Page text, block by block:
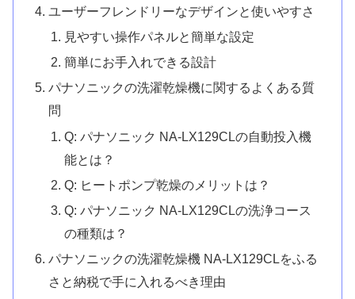
ユーザーフレンドリーなデザインと使いやすさ
見やすい操作パネルと簡単な設定
簡単にお手入れできる設計
パナソニックの洗濯乾燥機に関するよくある質
問
Q: パナソニック NA-LX129CLの自動投入機
能とは？
Q: ヒートポンプ乾燥のメリットは？
Q: パナソニック NA-LX129CLの洗浄コース
の種類は？
パナソニックの洗濯乾燥機 NA-LX129CLをふる
さと納税で手に入れるべき理由